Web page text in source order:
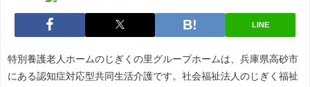
LINE
特別養護老人ホームのじぎくの里グループホームは、兵庫県高砂市
にある認知症対応型共同生活介護です。社会福祉法人のじぎく福祉